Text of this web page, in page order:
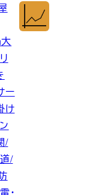
ー
け
/
/